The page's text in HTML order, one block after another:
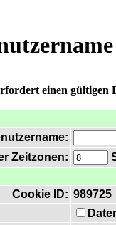
einen gültigen
Zeitzonen:
Cookie ID: 989725